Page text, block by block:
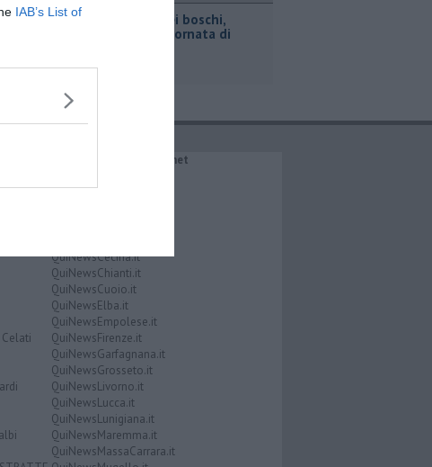
IAB’s List of
Incendi nei boschi,
un'altra giornata di
IL NETWORK QuiNews.net
QuiNewsAmiata.it
QuiNewsCecina.it
QuiNewsChianti.it
QuiNewsCuoio.it
QuiNewsElba.it
QuiNewsEmpolese.it
QuiNewsFirenze.it
QuiNewsGarfagnana.it
QuiNewsGrosseto.it
QuiNewsLivorno.it
QuiNewsLucca.it
QuiNewsLunigiana.it
QuiNewsMaremma.it
QuiNewsMassaCarrara.it